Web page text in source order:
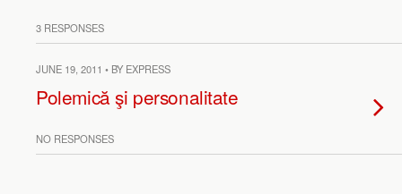
3 RESPONSES
JUNE 19, 2011 • BY EXPRESS
Polemică şi personalitate
NO RESPONSES